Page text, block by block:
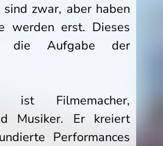
zwar, aber haben
werden erst. Dieses
die Aufgabe der
ist Filmemacher,
Musiker. Er kreiert
Performances